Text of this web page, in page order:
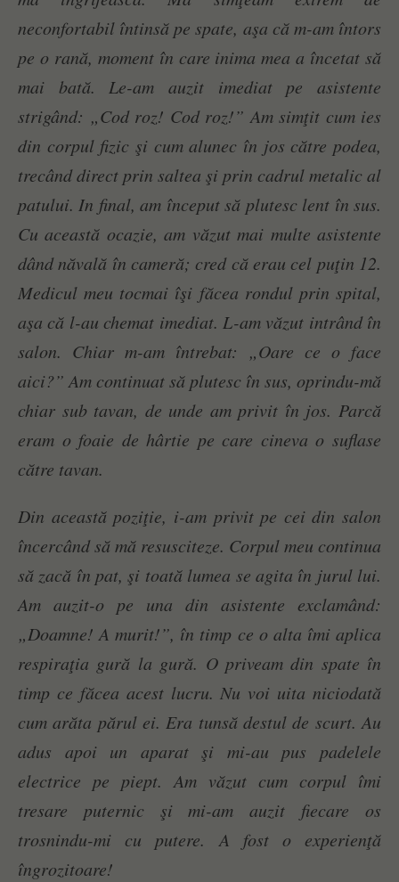
neconfortabil întinsă pe spate, aşa că m-am întors
pe o rană, moment în care inima mea a încetat să
mai bată. Le-am auzit imediat pe asistente
strigând: „Cod roz! Cod roz!” Am simţit cum ies
din corpul fizic şi cum alunec în jos către podea,
trecând direct prin saltea şi prin cadrul metalic al
patului. In final, am început să plutesc lent în sus.
Cu această ocazie, am văzut mai multe asistente
dând năvală în cameră; cred că erau cel puţin 12.
Medicul meu tocmai îşi făcea rondul prin spital,
aşa că l-au chemat imediat. L-am văzut intrând în
salon. Chiar m-am întrebat: „Oare ce o face
aici?” Am continuat să plutesc în sus, oprindu-mă
chiar sub tavan, de unde am privit în jos. Parcă
eram o foaie de hârtie pe care cineva o suflase
către tavan.
Din această poziţie, i-am privit pe cei din salon
încercând să mă resusciteze. Corpul meu continua
să zacă în pat, şi toată lumea se agita în jurul lui.
Am auzit-o pe una din asistente exclamând:
„Doamne! A murit!”, în timp ce o alta îmi aplica
respiraţia gură la gură. O priveam din spate în
timp ce făcea acest lucru. Nu voi uita niciodată
cum arăta părul ei. Era tunsă destul de scurt. Au
adus apoi un aparat şi mi-au pus padelele
electrice pe piept. Am văzut cum corpul îmi
tresare puternic şi mi-am auzit fiecare os
trosnindu-mi cu putere. A fost o experienţă
îngrozitoare!